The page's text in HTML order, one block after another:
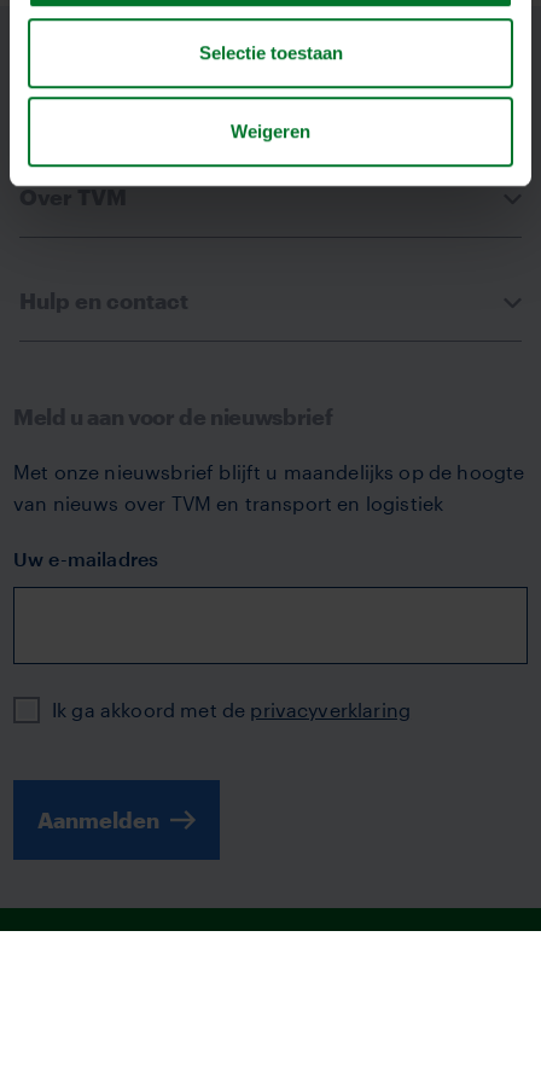
Selectie toestaan
Weigeren
Facebook
LinkedinWhatsapp
Email
Verzekeringen
Hulp en contact
Meld u aan voor de nieuwsbrief
Met onze nieuwsbrief blijft u maandelijks op de hoogte
van nieuws over TVM en transport en logistiek
Uw e-mailadres
PrivacyIk ga akkoord met de privacyverklaring